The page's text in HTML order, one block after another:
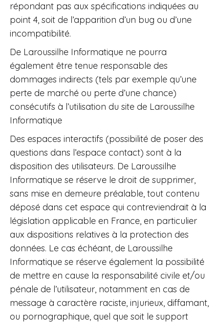
répondant pas aux spécifications indiquées au
point 4, soit de l’apparition d’un bug ou d’une
incompatibilité.
De Laroussilhe Informatique ne pourra
également être tenue responsable des
dommages indirects (tels par exemple qu’une
perte de marché ou perte d’une chance)
consécutifs à l’utilisation du site de Laroussilhe
Informatique
Des espaces interactifs (possibilité de poser des
questions dans l’espace contact) sont à la
disposition des utilisateurs. De Laroussilhe
Informatique se réserve le droit de supprimer,
sans mise en demeure préalable, tout contenu
déposé dans cet espace qui contreviendrait à la
législation applicable en France, en particulier
aux dispositions relatives à la protection des
données. Le cas échéant, de Laroussilhe
Informatique se réserve également la possibilité
de mettre en cause la responsabilité civile et/ou
pénale de l’utilisateur, notamment en cas de
message à caractère raciste, injurieux, diffamant,
ou pornographique, quel que soit le support